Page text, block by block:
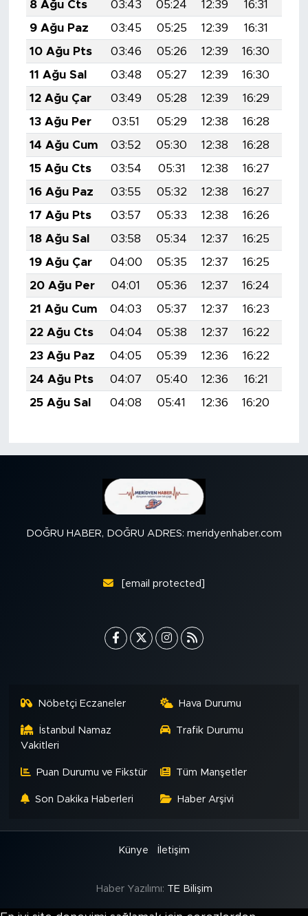
8 Ağu Cts
03:43 05:24 12:39 16:31
9 Ağu Paz
03:45 05:25 12:39 16:31
10 Ağu Pts
03:46 05:26 12:39 16:30
11 Ağu Sal
03:48 05:27 12:39 16:30
12 Ağu Çar
03:49 05:28 12:39 16:29
13 Ağu Per
03:51 05:29 12:38 16:28
14 Ağu Cum
03:52 05:30 12:38 16:28
15 Ağu Cts
03:54 05:31 12:38 16:27
16 Ağu Paz
03:55 05:32 12:38 16:27
17 Ağu Pts
03:57 05:33 12:38 16:26
18 Ağu Sal
03:58 05:34 12:37 16:25
19 Ağu Çar
04:00 05:35 12:37 16:25
20 Ağu Per
04:01 05:36 12:37 16:24
21 Ağu Cum
04:03 05:37 12:37 16:23
22 Ağu Cts
04:04 05:38 12:37 16:22
23 Ağu Paz
04:05 05:39 12:36 16:22
24 Ağu Pts
04:07 05:40 12:36 16:21
25 Ağu Sal
04:08 05:41 12:36 16:20
DOĞRU HABER, DOĞRU ADRES: meridyenhaber.com
[email protected]
Nöbetçi Eczaneler Hava Durumu
İstanbul Namaz
Vakitleri
Trafik Durumu
Puan Durumu ve Fikstür Tüm Manşetler
Son Dakika Haberleri Haber Arşivi
Künye İletişim
Haber Yazılımı: TE Bilişim